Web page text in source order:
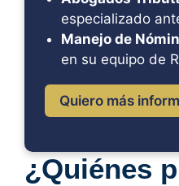
especializado
Manejo de
en su equipo de
Quiero más
¿Quiénes